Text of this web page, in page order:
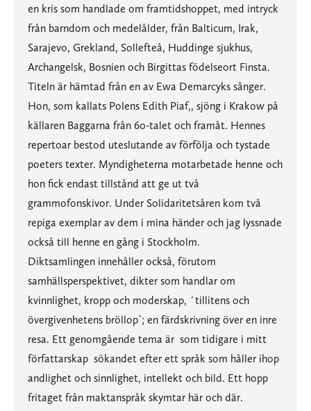
en kris som handlade om framtidshoppet, med intryck
från barndom och medelålder, från Balticum, Irak,
Sarajevo, Grekland, Sollefteå, Huddinge sjukhus,
Archangelsk, Bosnien och Birgittas födelseort Finsta.
Titeln är hämtad från en av Ewa Demarcyks sånger.
Hon, som kallats Polens Edith Piaf,, sjöng i Krakow på
källaren Baggarna från 60-talet och framåt. Hennes
repertoar bestod uteslutande av förfölja och tystade
poeters texter. Myndigheterna motarbetade henne och
hon fick endast tillstånd att ge ut två
grammofonskivor. Under Solidaritetsåren kom två
repiga exemplar av dem i mina händer och jag lyssnade
också till henne en gång i Stockholm.
Diktsamlingen innehåller också, förutom
samhällsperspektivet, dikter som handlar om
kvinnlighet, kropp och moderskap, ´tillitens och
övergivenhetens bröllop`; en färdskrivning över en inre
resa. Ett genomgående tema är  som tidigare i mitt
författarskap  sökandet efter ett språk som håller ihop
andlighet och sinnlighet, intellekt och bild. Ett hopp
fritaget från maktanspråk skymtar här och där.